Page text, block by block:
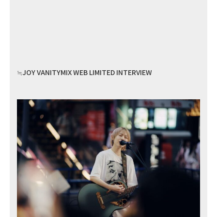
≒JOY VANITYMIX WEB LIMITED INTERVIEW